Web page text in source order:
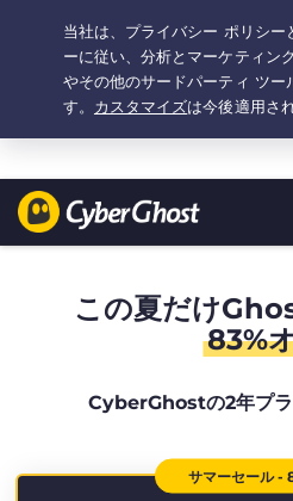
選択プラン：
この夏だけ
83%
CyberGhostの2年プ
サマーセール -